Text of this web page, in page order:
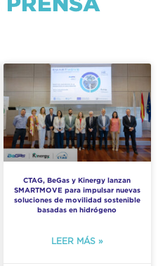
CTAG, BeGas y Kinergy lanzan
SMARTMOVE para impulsar nuevas
soluciones de movilidad sostenible
basadas en hidrógeno
LEER MÁS »